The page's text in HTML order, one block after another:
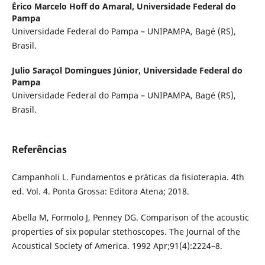
Érico Marcelo Hoff do Amaral, Universidade Federal do
Pampa
Universidade Federal do Pampa – UNIPAMPA, Bagé (RS),
Brasil.
Julio Saraçol Domingues Júnior, Universidade Federal do
Pampa
Universidade Federal do Pampa – UNIPAMPA, Bagé (RS),
Brasil.
Referências
Campanholi L. Fundamentos e práticas da fisioterapia. 4th
ed. Vol. 4. Ponta Grossa: Editora Atena; 2018.
Abella M, Formolo J, Penney DG. Comparison of the acoustic
properties of six popular stethoscopes. The Journal of the
Acoustical Society of America. 1992 Apr;91(4):2224–8.